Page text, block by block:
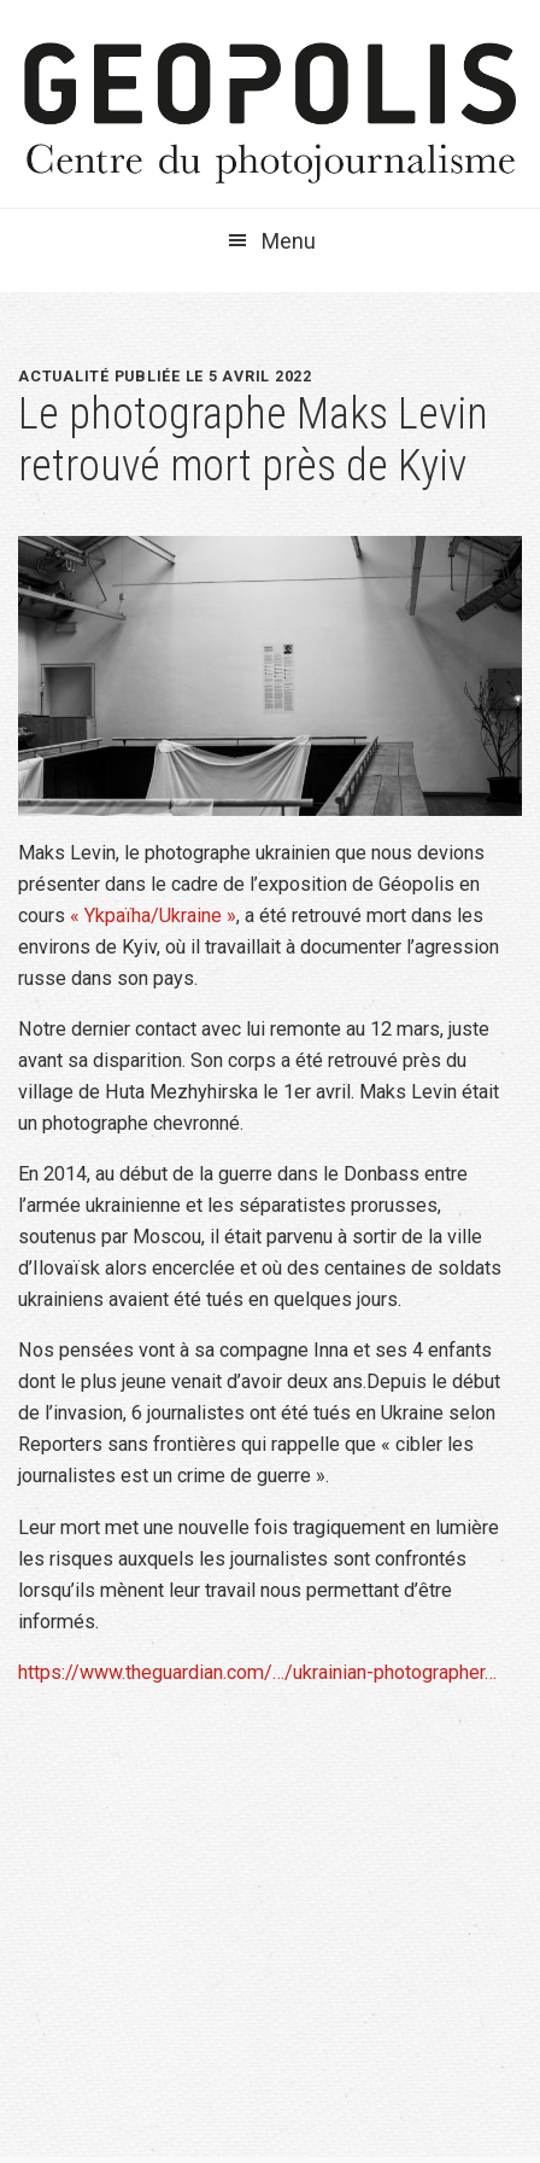
navigation
principale
contenu
principal
barre
latérale
Menu
ACTUALITÉ PUBLIÉE LE 5 AVRIL 2022
Le photographe Maks Levin
retrouvé mort près de Kyiv
Maks Levin, le photographe ukrainien que nous devions
présenter dans le cadre de l’exposition de Géopolis en
cours « Ykpaïha/Ukraine », a été retrouvé mort dans les
environs de Kyiv, où il travaillait à documenter l’agression
russe dans son pays.
Notre dernier contact avec lui remonte au 12 mars, juste
avant sa disparition. Son corps a été retrouvé près du
village de Huta Mezhyhirska le 1er avril. Maks Levin était
un photographe chevronné.
En 2014, au début de la guerre dans le Donbass entre
l’armée ukrainienne et les séparatistes prorusses,
soutenus par Moscou, il était parvenu à sortir de la ville
d’Ilovaïsk alors encerclée et où des centaines de soldats
ukrainiens avaient été tués en quelques jours.
Nos pensées vont à sa compagne Inna et ses 4 enfants
dont le plus jeune venait d’avoir deux ans.Depuis le début
de l’invasion, 6 journalistes ont été tués en Ukraine selon
Reporters sans frontières qui rappelle que « cibler les
journalistes est un crime de guerre ».
Leur mort met une nouvelle fois tragiquement en lumière
les risques auxquels les journalistes sont confrontés
lorsqu’ils mènent leur travail nous permettant d’être
informés.
https://www.theguardian.com/…/ukrainian-photographer…